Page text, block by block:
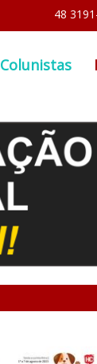
48
Colunistas